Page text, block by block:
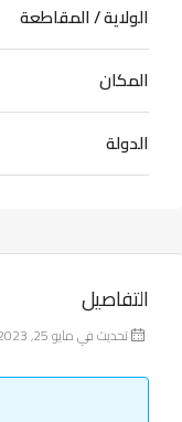
الولاية / المقاطعة
المكان
الدولة
التفاصيل
تحديث في مايو 25, 2023 في 12:37 م